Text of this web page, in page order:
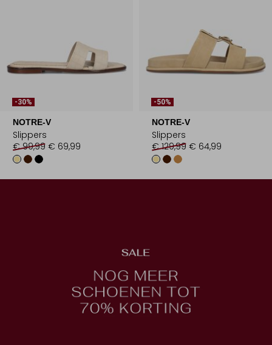
-30%
NOTRE-V
Slippers
€ 99,99 € 69,99
-50%
NOTRE-V
Slippers
€ 129,99 € 64,99